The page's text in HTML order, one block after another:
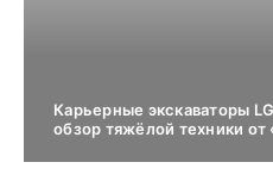
Карьерные экскаваторы
обзор тяжёлой техники от